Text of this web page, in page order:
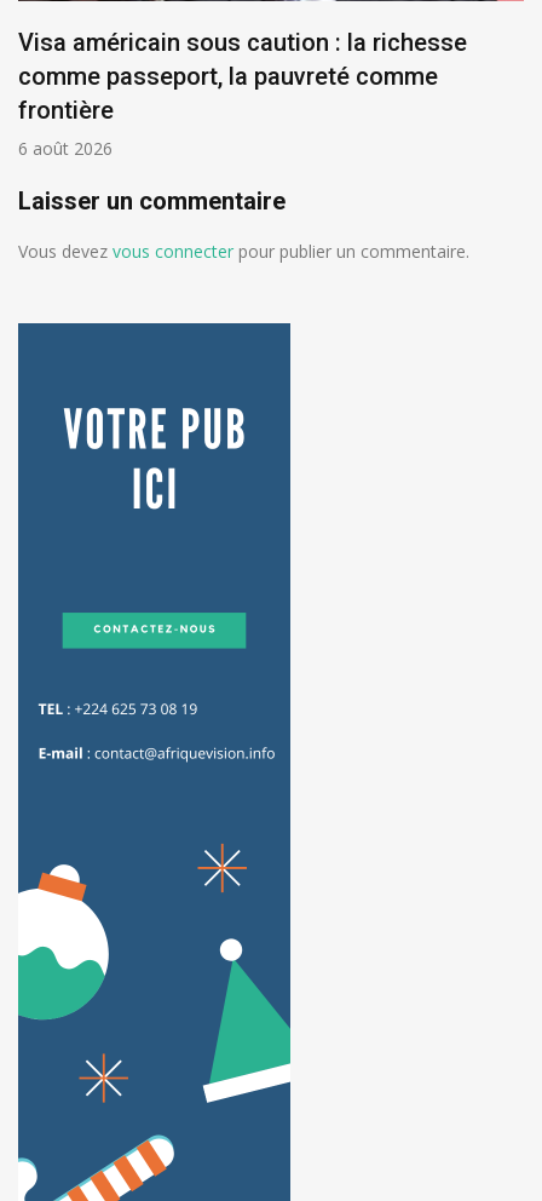
Visa américain sous caution : la richesse
comme passeport, la pauvreté comme
frontière
6 août 2026
Laisser un commentaire
Vous devez vous connecter pour publier un commentaire.